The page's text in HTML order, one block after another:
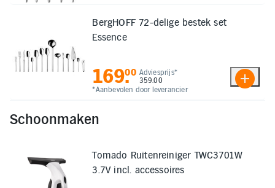
BergHOFF 72-delige bestek set
Essence
Adviesprijs*
359.00
*Aanbevolen door leverancier
169.
00
Schoonmaken
Tomado Ruitenreiniger TWC3701W
3.7V incl. accessoires